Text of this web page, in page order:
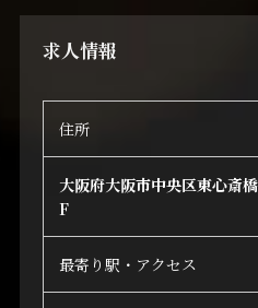
求人情報
住所
大阪府大阪市中央区東心斎
F
最寄り駅・アクセス